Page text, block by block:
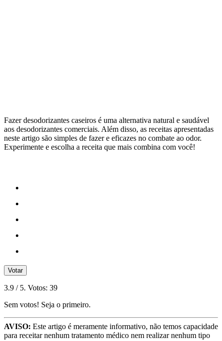
Fazer desodorizantes caseiros é uma alternativa natural e saudável
aos desodorizantes comerciais. Além disso, as receitas apresentadas
neste artigo são simples de fazer e eficazes no combate ao odor.
Experimente e escolha a receita que mais combina com você!
Votar
3.9 / 5. Votos: 39
Sem votos! Seja o primeiro.
AVISO: Este artigo é meramente informativo, não temos capacidade
para receitar nenhum tratamento médico nem realizar nenhum tipo